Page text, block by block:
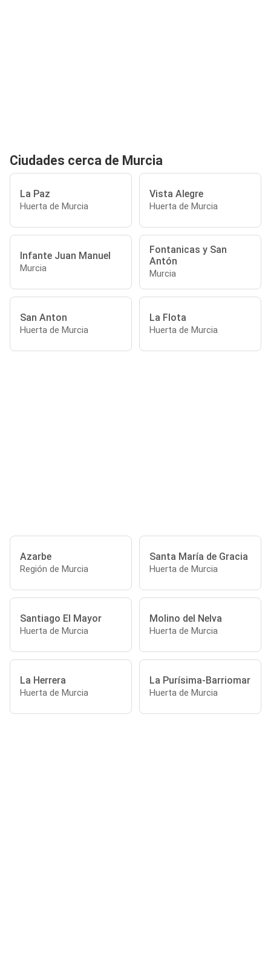
Ciudades cerca de Murcia
La Paz
Huerta de Murcia
Vista Alegre
Huerta de Murcia
Infante Juan Manuel
Murcia
Fontanicas y San
Antón
Murcia
San Anton
Huerta de Murcia
La Flota
Huerta de Murcia
Azarbe
Región de Murcia
Santa María de Gracia
Huerta de Murcia
Santiago El Mayor
Huerta de Murcia
Molino del Nelva
Huerta de Murcia
La Herrera
Huerta de Murcia
La Purísima-Barriomar
Huerta de Murcia